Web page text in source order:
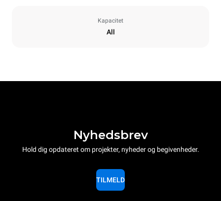
Kapacitet
All
Nyhedsbrev
Hold dig opdateret om projekter, nyheder og begivenheder.
TILMELD